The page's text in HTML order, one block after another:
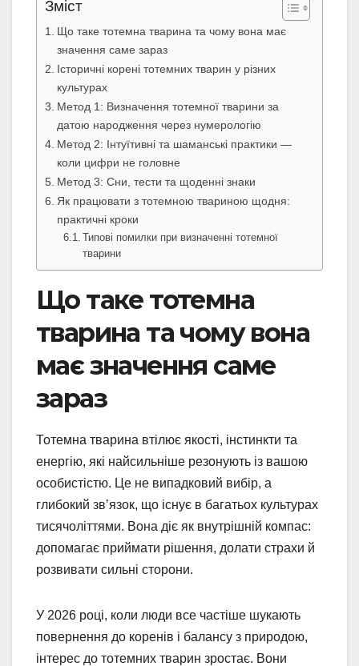
Зміст
Що таке тотемна тварина та чому вона має
значення саме зараз
Історичні корені тотемних тварин у різних
культурах
Метод 1: Визначення тотемної тварини за
датою народження через нумерологію
Метод 2: Інтуїтивні та шаманські практики —
коли цифри не головне
Метод 3: Сни, тести та щоденні знаки
Як працювати з тотемною твариною щодня:
практичні кроки
Типові помилки при визначенні тотемної
тварини
Що таке тотемна
тварина та чому вона
має значення саме
зараз
Тотемна тварина втілює якості, інстинкти та
енергію, які найсильніше резонують із вашою
особистістю. Це не випадковий вибір, а
глибокий зв’язок, що існує в багатьох культурах
тисячоліттями. Вона діє як внутрішній компас:
допомагає приймати рішення, долати страхи й
розвивати сильні сторони.
У 2026 році, коли люди все частіше шукають
повернення до коренів і балансу з природою,
інтерес до тотемних тварин зростає. Вони